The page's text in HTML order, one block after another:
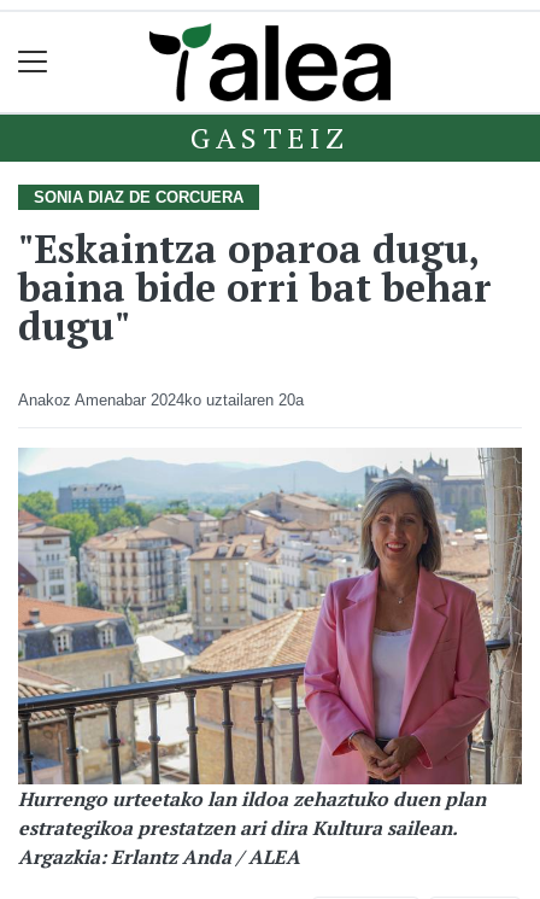
GASTEIZ
SONIA DIAZ DE CORCUERA
"Eskaintza oparoa dugu,
baina bide orri bat behar
dugu"
Anakoz Amenabar 2024ko uztailaren 20a
Hurrengo urteetako lan ildoa zehaztuko duen plan
estrategikoa prestatzen ari dira Kultura sailean.
Argazkia: Erlantz Anda / ALEA